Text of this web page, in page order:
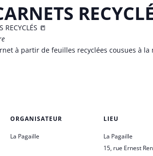
RECYCLÉS 📒
à partir de feuilles recyclées cousues à la
ORGANISATEUR
La Pagaille
LIEU
La Pagaille
15, rue Ernest